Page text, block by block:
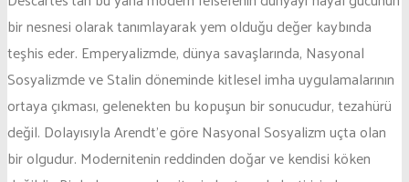
bir nesnesi olarak tanımlayarak yem olduğu değer kaybında
teşhis eder. Emperyalizmde, dünya savaşlarında, Nasyonal
Sosyalizmde ve Stalin döneminde kitlesel imha uygulamalarının
ortaya çıkması, gelenekten bu kopuşun bir sonucudur, tezahürü
değil. Dolayısıyla Arendt’e göre Nasyonal Sosyalizm uçta olan
bir olgudur. Modernitenin reddinden doğar ve kendisi köken